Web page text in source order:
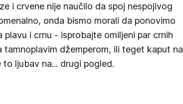
i crvene nije naučilo da spoj nespojivog
onda bismo morali da ponovimo
plavu i crnu - isprobajte omiljeni par crnih
tamnoplavim džemperom, ili teget kaput na
ljubav na... drugi pogled.